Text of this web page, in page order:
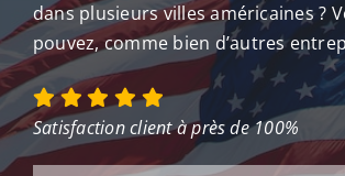
dans plusieurs villes américaines ?
pouvez, comme bien d’autres
Satisfaction client à près de 100%